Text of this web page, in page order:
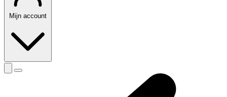
Mijn account